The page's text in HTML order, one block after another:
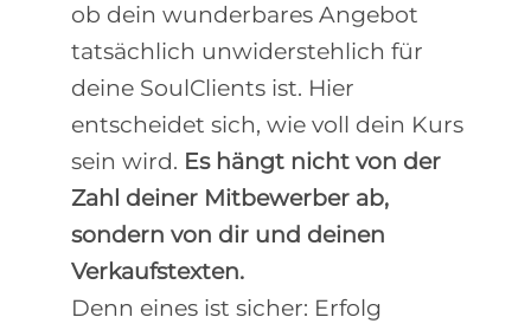
ob dein wunderbares Angebot
tatsächlich unwiderstehlich für
deine SoulClients ist. Hier
entscheidet sich, wie voll dein Kurs
sein wird. Es hängt nicht von der
Zahl deiner Mitbewerber ab,
sondern von dir und deinen
Verkaufstexten.
Denn eines ist sicher: Erfolg